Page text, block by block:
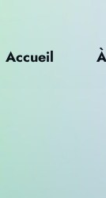
Accueil